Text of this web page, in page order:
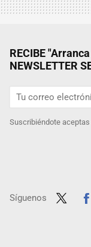
RECIBE
NEWSLETTER
Suscribiéndote
Síguenos